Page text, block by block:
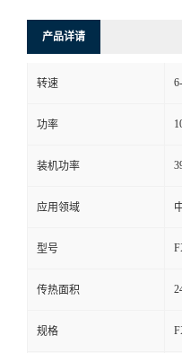
产品详请
转速
功率
装机功率
应用领域
型号
传热面积
规格